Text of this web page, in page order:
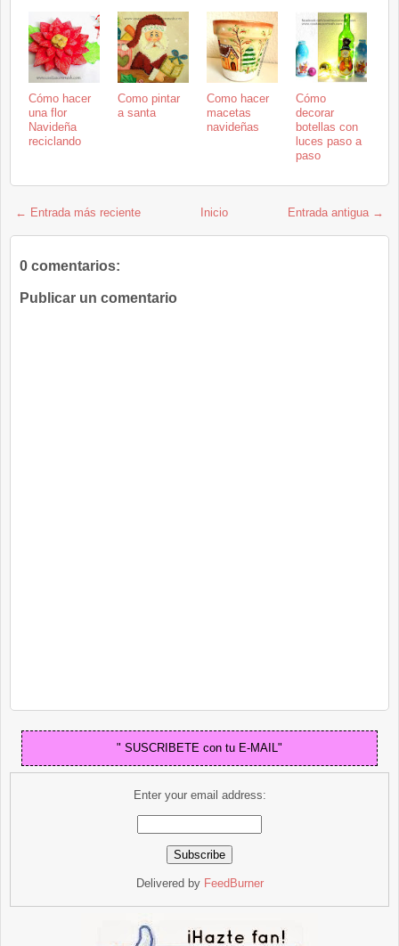
Cómo hacer
una flor
Navideña
reciclando
Como pintar
a santa
Como hacer
macetas
navideñas
Cómo
decorar
botellas con
luces paso a
paso
← Entrada más reciente Entrada antigua →
Inicio
0 comentarios:
Publicar un comentario
" SUSCRIBETE con tu E-MAIL"
Enter your email address:
Delivered by FeedBurner